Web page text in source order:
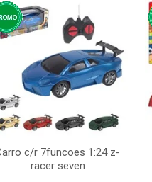
c/r 7funcoes 1:24 z-
racer seven